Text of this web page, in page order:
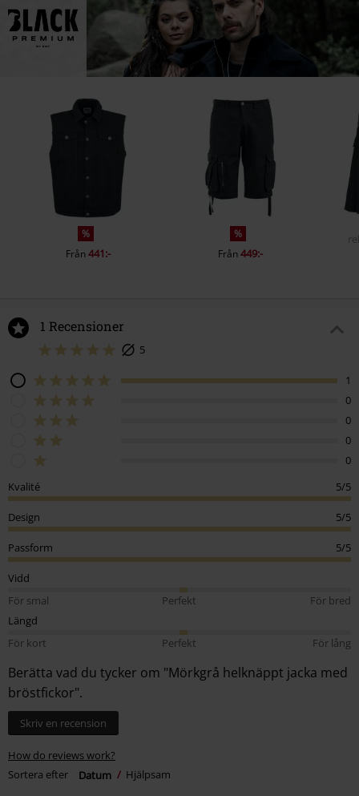
%
Från441:-
%
Från449:-
1 Recensioner
5
1
0
0
0
0
Kvalité
5/5
Design 5/5
Passform 5/5
Vidd
För smal
Perfekt
För bred
Längd
För kort
Perfekt För lång
Berätta vad du tycker om "Mörkgrå helknäppt jacka med
bröstfickor".
Skriv en recension
How do reviews work?
Sortera efter
Datum Hjälpsam